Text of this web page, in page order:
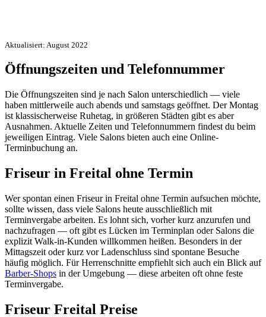
Aktualisiert: August 2022
Öffnungszeiten und Telefonnummer
Die Öffnungszeiten sind je nach Salon unterschiedlich — viele
haben mittlerweile auch abends und samstags geöffnet. Der Montag
ist klassischerweise Ruhetag, in größeren Städten gibt es aber
Ausnahmen. Aktuelle Zeiten und Telefonnummern findest du beim
jeweiligen Eintrag. Viele Salons bieten auch eine Online-
Terminbuchung an.
Friseur in Freital ohne Termin
Wer spontan einen Friseur in Freital ohne Termin aufsuchen möchte,
sollte wissen, dass viele Salons heute ausschließlich mit
Terminvergabe arbeiten. Es lohnt sich, vorher kurz anzurufen und
nachzufragen — oft gibt es Lücken im Terminplan oder Salons die
explizit Walk-in-Kunden willkommen heißen. Besonders in der
Mittagszeit oder kurz vor Ladenschluss sind spontane Besuche
häufig möglich. Für Herrenschnitte empfiehlt sich auch ein Blick auf
Barber-Shops in der Umgebung — diese arbeiten oft ohne feste
Terminvergabe.
Friseur Freital Preise